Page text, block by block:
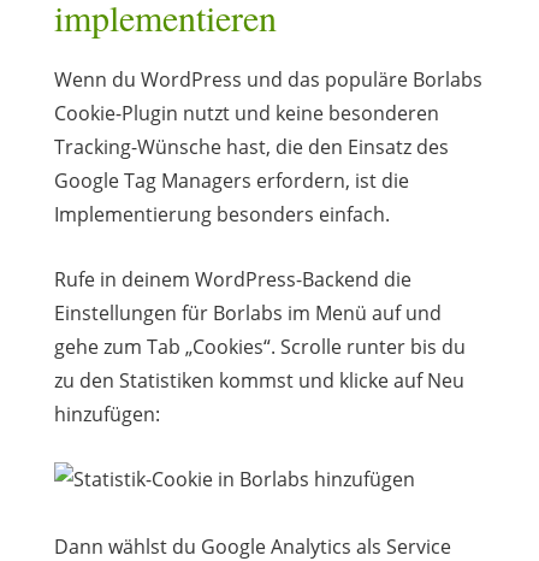
implementieren
Wenn du WordPress und das populäre Borlabs
Cookie-Plugin nutzt und keine besonderen
Tracking-Wünsche hast, die den Einsatz des
Google Tag Managers erfordern, ist die
Implementierung besonders einfach.
Rufe in deinem WordPress-Backend die
Einstellungen für Borlabs im Menü auf und
gehe zum Tab „Cookies“. Scrolle runter bis du
zu den Statistiken kommst und klicke auf Neu
hinzufügen:
Dann wählst du Google Analytics als Service